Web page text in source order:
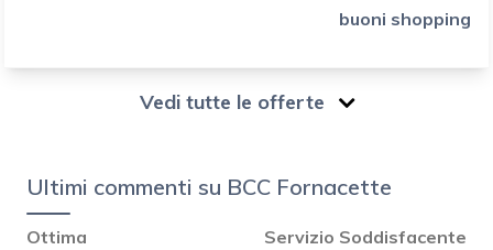
buoni shopping
Vedi tutte le offerte
Ultimi commenti su BCC Fornacette
Ottima Servizio Soddisfacente